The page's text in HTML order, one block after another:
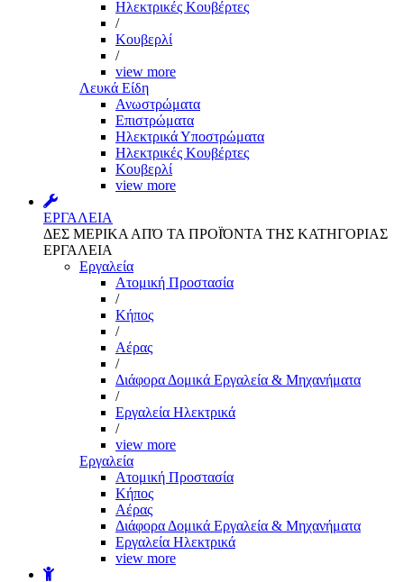
Ηλεκτρικές Κουβέρτες
/
Κουβερλί
/
view more
Λευκά Είδη
Ανωστρώματα
Επιστρώματα
Ηλεκτρικά Υποστρώματα
Ηλεκτρικές Κουβέρτες
Κουβερλί
view more
ΕΡΓΑΛΕΙΑ
ΔΕΣ ΜΕΡΙΚΑ ΑΠΌ ΤΑ ΠΡΟΪΌΝΤΑ ΤΗΣ ΚΑΤΗΓΟΡΙΑΣ
ΕΡΓΑΛΕΙΑ
Εργαλεία
Aτομική Προστασία
/
Kήπος
/
Αέρας
/
Διάφορα Δομικά Εργαλεία & Μηχανήματα
/
Εργαλεία Ηλεκτρικά
/
view more
Εργαλεία
Aτομική Προστασία
Kήπος
Αέρας
Διάφορα Δομικά Εργαλεία & Μηχανήματα
Εργαλεία Ηλεκτρικά
view more